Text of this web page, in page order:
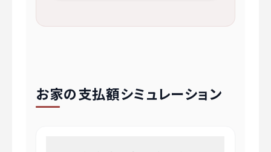
お家の支払額シミュレーション